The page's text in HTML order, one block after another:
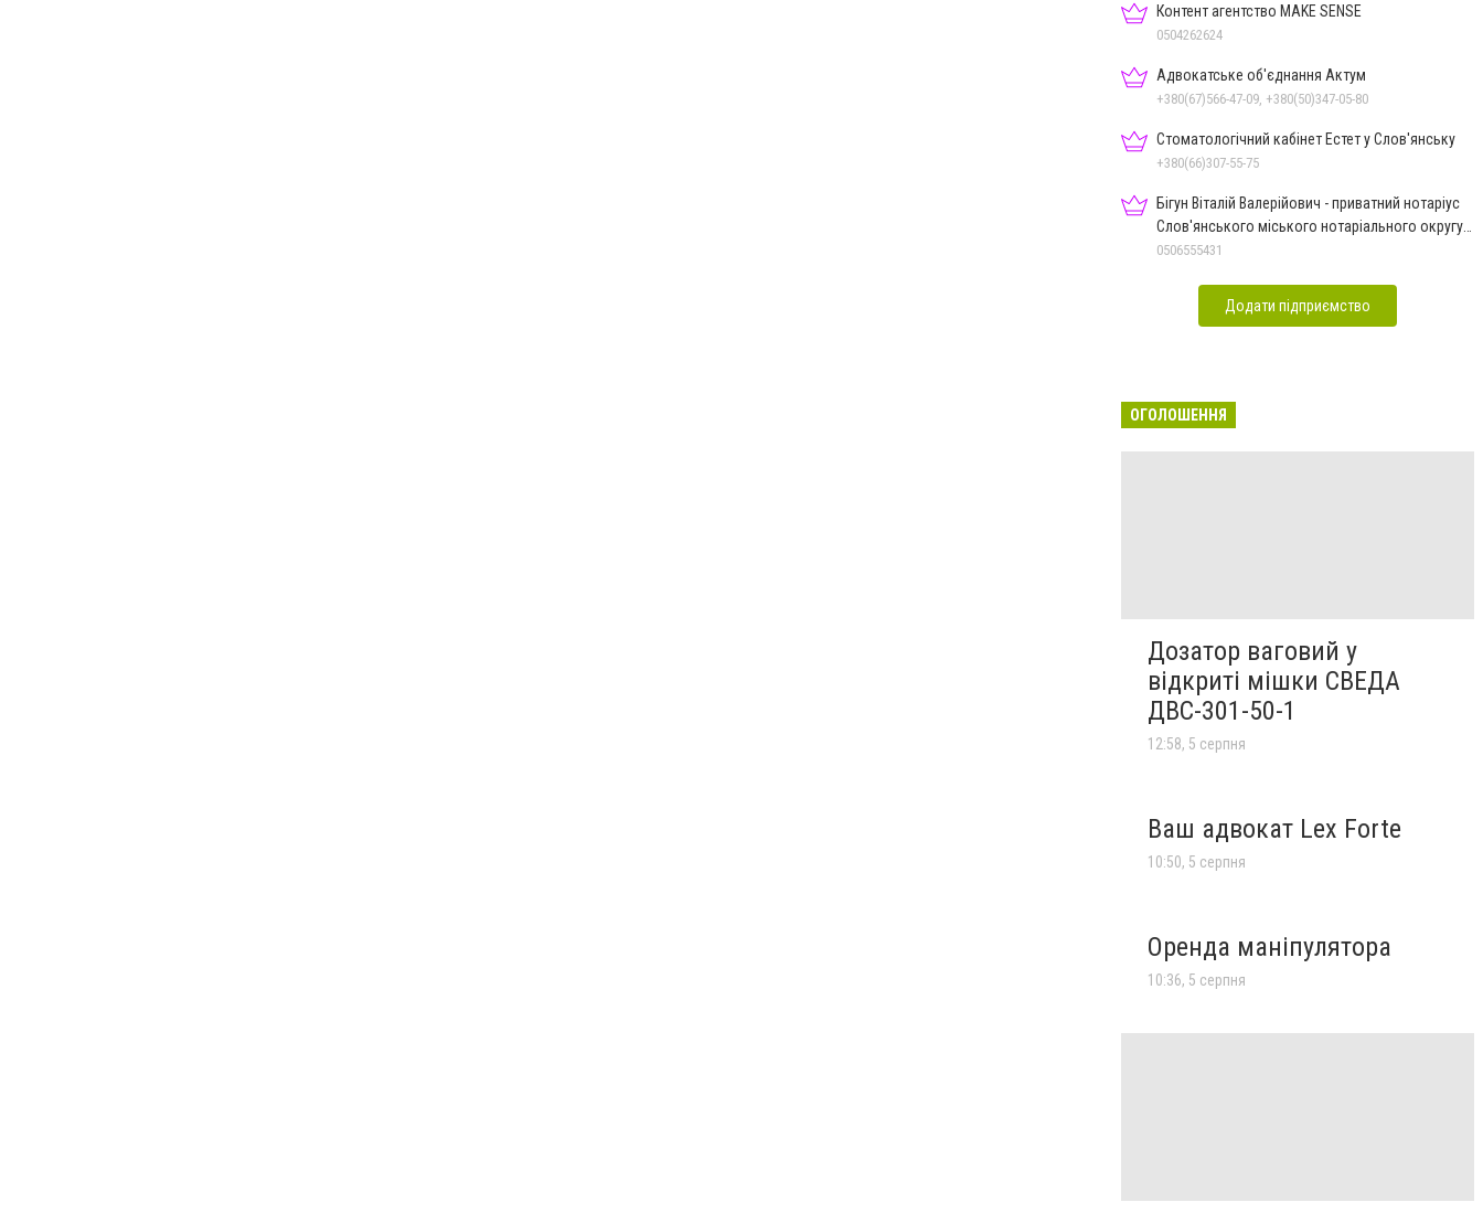
Контент агентство MAKE SENSE
0504262624
Адвокатське об'єднання Актум
+380(67)566-47-09, +380(50)347-05-80
Стоматологічний кабінет Естет у Слов'янську
+380(66)307-55-75
Бігун Віталій Валерійович - приватний нотаріус
Слов'янського міського нотаріального округу
Дон.обл.
0506555431
Додати підприємство
ОГОЛОШЕННЯ
Дозатор ваговий у
відкриті мішки СВЕДА
ДВС-301-50-1
12:58, 5 серпня
Ваш адвокат Lex Forte
10:50, 5 серпня
Оренда маніпулятора
10:36, 5 серпня